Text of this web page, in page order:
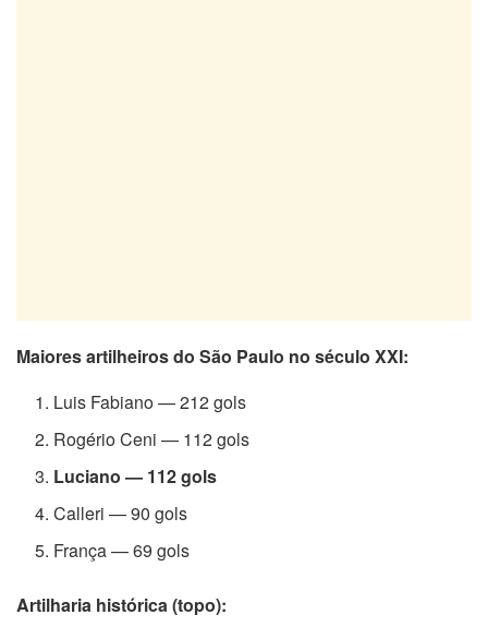
Maiores artilheiros do São Paulo no século XXI:
Luis Fabiano — 212 gols
Rogério Ceni — 112 gols
Luciano — 112 gols
Calleri — 90 gols
França — 69 gols
Artilharia histórica (topo):